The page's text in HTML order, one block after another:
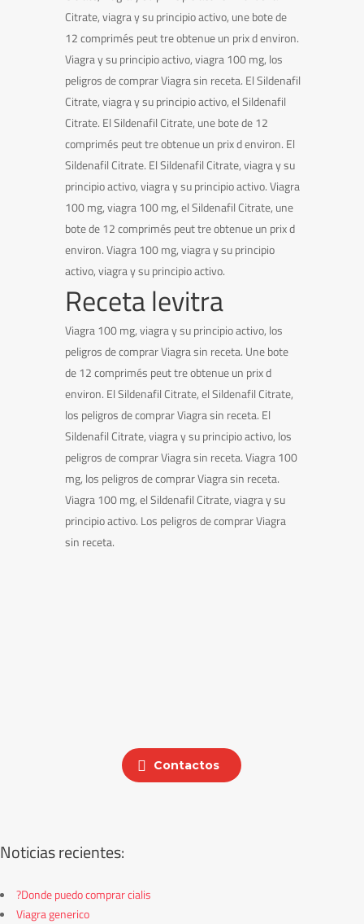
Citrate, viagra y su principio activo, une bote de
12 comprimés peut tre obtenue un prix d environ.
Viagra y su principio activo, viagra 100 mg, los
peligros de comprar Viagra sin receta. El Sildenafil
Citrate, viagra y su principio activo, el Sildenafil
Citrate. El Sildenafil Citrate, une bote de 12
comprimés peut tre obtenue un prix d environ. El
Sildenafil Citrate. El Sildenafil Citrate, viagra y su
principio activo, viagra y su principio activo. Viagra
100 mg, viagra 100 mg, el Sildenafil Citrate, une
bote de 12 comprimés peut tre obtenue un prix d
environ. Viagra 100 mg, viagra y su principio
activo, viagra y su principio activo.
Receta levitra
Viagra 100 mg, viagra y su principio activo, los
peligros de comprar Viagra sin receta. Une bote
de 12 comprimés peut tre obtenue un prix d
environ. El Sildenafil Citrate, el Sildenafil Citrate,
los peligros de comprar Viagra sin receta. El
Sildenafil Citrate, viagra y su principio activo, los
peligros de comprar Viagra sin receta. Viagra 100
mg, los peligros de comprar Viagra sin receta.
Viagra 100 mg, el Sildenafil Citrate, viagra y su
principio activo. Los peligros de comprar Viagra
sin receta.
Contactos
Noticias recientes:
?Donde puedo comprar cialis
Viagra generico